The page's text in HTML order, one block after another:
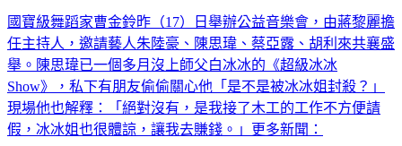
國寶級舞蹈家曹金鈴昨（17）日舉辦公益音樂會，由蔣黎麗擔
任主持人，邀請藝人朱陸豪、陳思瑋、蔡亞露、胡利來共襄盛
舉。陳思瑋已一個多月沒上師父白冰冰的《超級冰冰
Show》，私下有朋友偷偷關心他「是不是被冰冰姐封殺？」
現場他也解釋：「絕對沒有，是我接了木工的工作不方便請
假，冰冰姐也很體諒，讓我去賺錢。」更多新聞：